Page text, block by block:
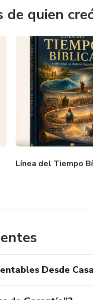
de quien
Línea del Tiempo
Desde